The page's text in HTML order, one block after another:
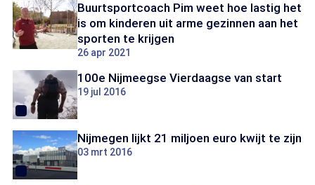
Buurtsportcoach Pim weet hoe lastig het
is om kinderen uit arme gezinnen aan het
sporten te krijgen
26 apr 2021
100e Nijmeegse Vierdaagse van start
19 jul 2016
Nijmegen lijkt 21 miljoen euro kwijt te zijn
03 mrt 2016